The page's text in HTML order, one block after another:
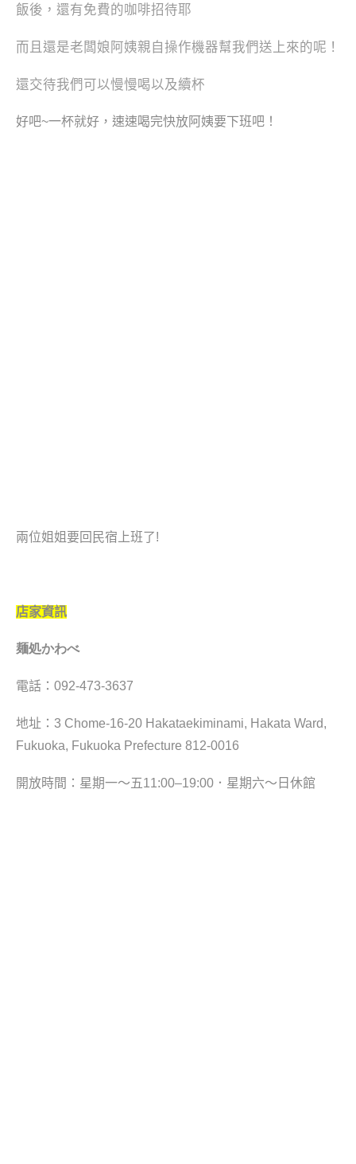
飯後，還有免費的咖啡招待耶
而且還是老闆娘阿姨親自操作機器幫我們送上來的呢！
還交待我們可以慢慢喝以及續杯
好吧~一杯就好，速速喝完快放阿姨要下班吧！
兩位姐姐要回民宿上班了!
店家資訊
麺処かわべ
電話：092-473-3637
地址：3 Chome-16-20 Hakataekiminami, Hakata Ward,
Fukuoka, Fukuoka Prefecture 812-0016
開放時間：星期一～五11:00–19:00．星期六～日休館